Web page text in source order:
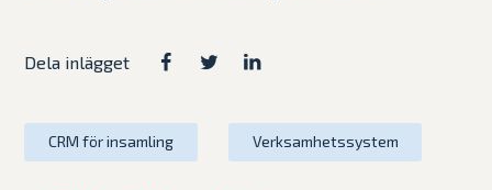
Dela inlägget
CRM för insamling Verksamhetssystem